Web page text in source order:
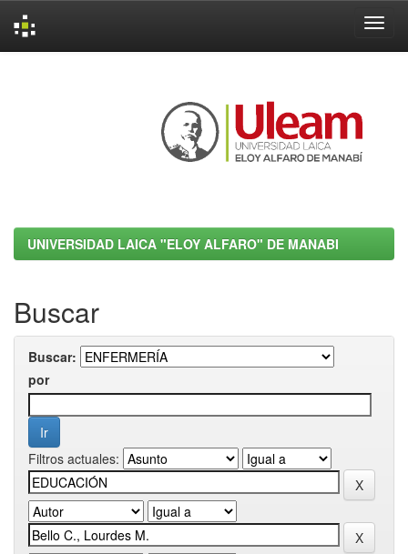
UNIVERSIDAD LAICA "ELOY ALFARO" DE MANABI
Buscar
Buscar:
por
Filtros actuales: